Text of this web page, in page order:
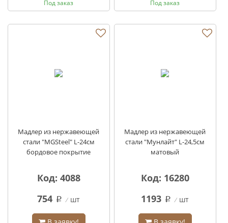
Под заказ Под заказ
Мадлер из нержавеющей
стали "MGSteel" L-24см
бордовое покрытие
Код: 4088
754 q шт
Мадлер из нержавеющей
стали "Мунлайт" L-24,5см
матовый
Код: 16280
1193 q шт